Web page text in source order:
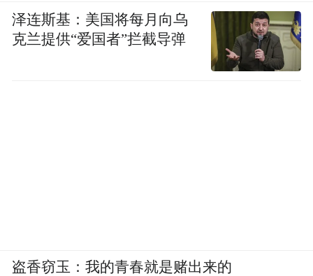
泽连斯基：美国将每月向乌
克兰提供“爱国者”拦截导弹
盗香窃玉：我的青春就是赌出来的